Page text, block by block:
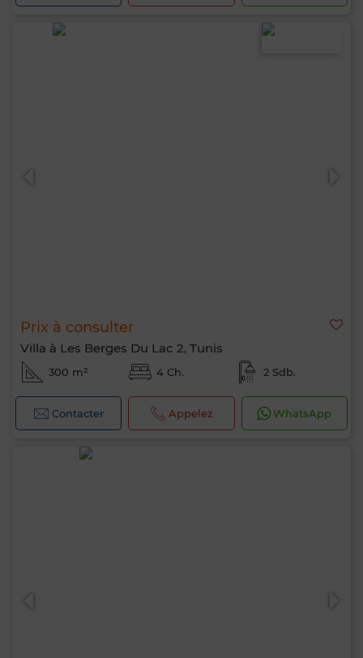
Prix à consulter
Villa à Les Berges Du Lac 2, Tunis
300 m² 4 Ch. 2 Sdb.
Contacter Appelez WhatsApp